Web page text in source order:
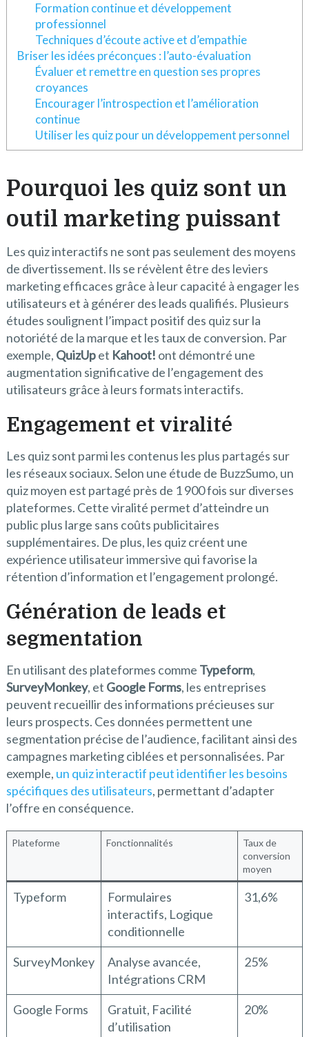
Formation continue et développement
professionnel
Techniques d’écoute active et d’empathie
Briser les idées préconçues : l’auto-évaluation
Évaluer et remettre en question ses propres
croyances
Encourager l’introspection et l’amélioration
continue
Utiliser les quiz pour un développement personnel
Pourquoi les quiz sont un
outil marketing puissant
Les quiz interactifs ne sont pas seulement des moyens
de divertissement. Ils se révèlent être des leviers
marketing efficaces grâce à leur capacité à engager les
utilisateurs et à générer des leads qualifiés. Plusieurs
études soulignent l’impact positif des quiz sur la
notoriété de la marque et les taux de conversion. Par
exemple, QuizUpet Kahoot! ont démontré une
augmentation significative de l’engagement des
utilisateurs grâce à leurs formats interactifs.
Engagement et viralité
Les quiz sont parmi les contenus les plus partagés sur
les réseaux sociaux. Selon une étude de BuzzSumo, un
quiz moyen est partagé près de 1 900 fois sur diverses
plateformes. Cette viralité permet d’atteindre un
public plus large sans coûts publicitaires
supplémentaires. De plus, les quiz créent une
expérience utilisateur immersive qui favorise la
rétention d’information et l’engagement prolongé.
Génération de leads et
segmentation
En utilisant des plateformes comme Typeform,
SurveyMonkey, et Google Forms, les entreprises
peuvent recueillir des informations précieuses sur
leurs prospects. Ces données permettent une
segmentation précise de l’audience, facilitant ainsi des
campagnes marketing ciblées et personnalisées. Par
exemple, un quiz interactif peut identifier les besoins
spécifiques des utilisateurs, permettant d’adapter
l’offre en conséquence.
Plateforme Fonctionnalités
Taux de
conversion
moyen
Typeform
Formulaires
interactifs, Logique
conditionnelle
31,6%
SurveyMonkey
Analyse avancée,
Intégrations CRM
25%
Google Forms
Gratuit, Facilité
d’utilisation
20%